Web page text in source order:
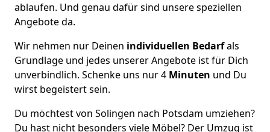
ablaufen. Und genau dafür sind unsere speziellen
Angebote da.
Wir nehmen nur Deinen individuellen Bedarfals
Grundlage und jedes unserer Angebote ist für Dich
unverbindlich. Schenke uns nur 4 Minuten und Du
wirst begeistert sein.
Du möchtest von Solingen nach Potsdam umziehen?
Du hast nicht besonders viele Möbel? Der Umzug ist